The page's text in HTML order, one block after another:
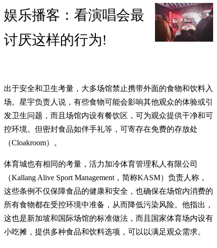
娱乐播客：看演唱会最
讨厌这样的行为!
出于安全和卫生考量，大多场馆禁止携带外面的食物和饮料入
场。星宇负责人说，有些食物可能会影响其他观众的体验或引
发卫生问题，而且场馆内设有餐饮区，可为观众提供干净和可
控环境。但密封食品如伴手礼等，可寄存在免费的存放处
（Cloakroom）。
体育城也有相同的考量，活力加冷体育管理私人有限公司
（Kallang Alive Sport Management，简称KASM）负责人称，
这些条例不仅保障食品的健康和安全，也确保在场馆内消费的
所有食物都在受控环境中准备，从而降低污染风险。他指出，
这也是新加坡和国际场馆的标准做法，而且国家体育场内设有
小吃摊，提供多种食品和饮料选项，可以以满足观众需求。